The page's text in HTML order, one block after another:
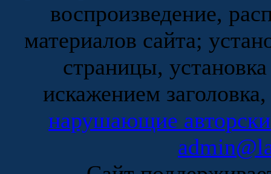
воспроизведение,
материалов сайта;
страницы,
искажением
нарушающие